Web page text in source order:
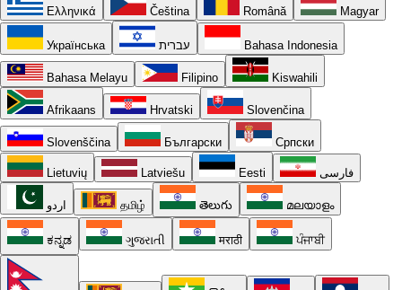
Ελληνικά Čeština Română Magyar
Українська עברית Bahasa Indonesia
Bahasa Melayu Filipino Kiswahili
Afrikaans Hrvatski Slovenčina
Slovenščina Български Српски
Lietuvių Latviešu Eesti فارسی
اردو தமிழ் తెలుగు മലയാളം
ಕನ್ನಡ ગુજરાતી मराठी ਪੰਜਾਬੀ